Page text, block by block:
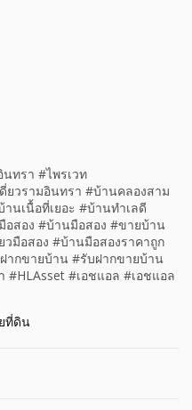
ทรา #ไพรเวท
ยวรามอินทรา #บ้านคลองสาม
นเนื้อที่เยอะ #บ้านทำเลดี
อสอง #บ้านมือสอง #ขายบ้าน
มือสอง #บ้านมือสองราคาถูก
กขายบ้าน #รับฝากขายบ้าน
#HLAsset #เอชแอล #เอชแอล
ที่ดิน